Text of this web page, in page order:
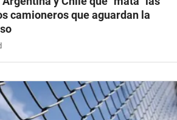
camioneros que aguardan la